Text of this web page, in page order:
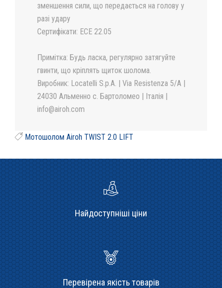
зменшення сили, що передається на голову у
разі удару
Сертифікати: ECE 22.05
Примітка: Будь ласка, регулярно затягуйте
гвинти, що кріплять щиток шолома.
Виробник: Locatelli S.p.A. | Via Resistenza 5/A |
24030 Альменно с. Бартоломео | Італія |
info@airoh.com
Мотошолом Airoh TWIST 2.0 LIFT
Найдоступніші ціни
Перевірена якість товарів